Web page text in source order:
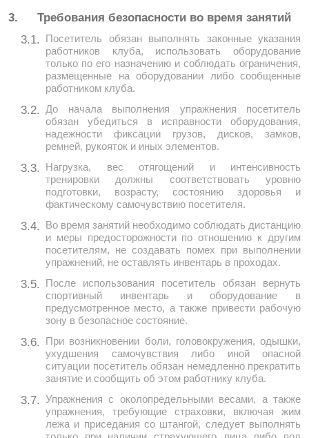
3.
Требования безопасности во время занятий
3.1.
Посетитель обязан выполнять законные указания
работников клуба, использовать оборудование
только по его назначению и соблюдать ограничения,
размещенные на оборудовании либо сообщенные
работником клуба.
3.2.
До начала выполнения упражнения посетитель
обязан убедиться в исправности оборудования,
надежности фиксации грузов, дисков, замков,
ремней, рукояток и иных элементов.
3.3.
Нагрузка, вес отягощений и интенсивность
тренировки должны соответствовать уровню
подготовки, возрасту, состоянию здоровья и
фактическому самочувствию посетителя.
3.4.
Во время занятий необходимо соблюдать дистанцию
и меры предосторожности по отношению к другим
посетителям, не создавать помех при выполнении
упражнений, не оставлять инвентарь в проходах.
3.5.
После использования посетитель обязан вернуть
спортивный инвентарь и оборудование в
предусмотренное место, а также привести рабочую
зону в безопасное состояние.
3.6.
При возникновении боли, головокружения, одышки,
ухудшения самочувствия либо иной опасной
ситуации посетитель обязан немедленно прекратить
занятие и сообщить об этом работнику клуба.
3.7. Упражнения с околопредельными весами, а также
упражнения, требующие страховки, включая жим
лежа и приседания со штангой, следует выполнять